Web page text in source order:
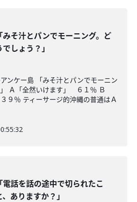
「みそ汁とパンでモーニング。ど
でしょう？」
ンケー島 「みそ汁とパンでモーニン
Ａ「全然いけます」 ６１％ Ｂ
９％ ティーサージ的沖縄の普通はＡ
「電話を話の途中で切られたこ
、ありますか？」